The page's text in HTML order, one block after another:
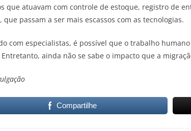
que atuavam com controle de estoque, registro de
que passam a ser mais escassos com as tecnologias.
com especialistas, é possível que o trabalho
ainda não se sabe o impacto que a
Compartilhe